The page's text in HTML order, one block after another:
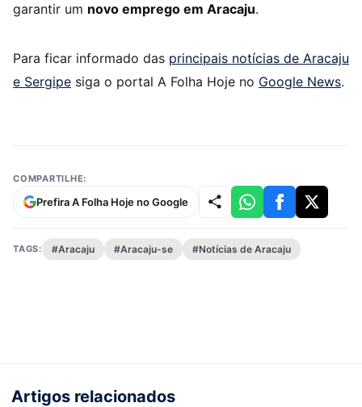
garantir um novo emprego em Aracaju.
Para ficar informado das principais notícias de Aracaju
e Sergipe siga o portal A Folha Hoje no Google News.
COMPARTILHE:
Prefira A Folha Hoje no Google
TAGS: #Aracaju #Aracaju-se #Notícias de Aracaju
Artigos relacionados